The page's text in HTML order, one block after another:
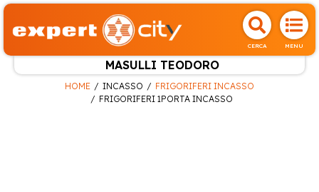
CERCA MENU
MASULLI TEODORO
HOME INCASSO
FRIGORIFERI INCASSO
FRIGORIFERI 1PORTA INCASSO